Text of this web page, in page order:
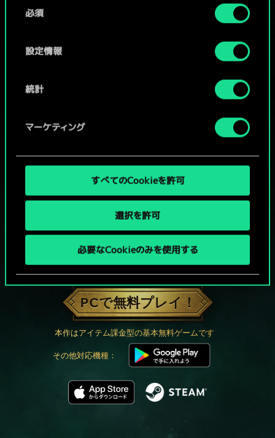
詳細は、下記の「設定」メニューでご確認ください。
必須
設定情報
統計
マーケティング
すべてのCookieを許可
選択を許可
必要なCookieのみを使用する
グウェントでひと勝負といかない
か？
PCで無料プレイ！
本作はアイテム課金型の基本無料ゲームです
その他対応機種：